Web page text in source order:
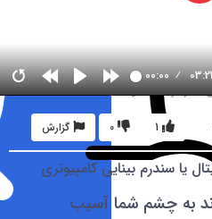
00:00
گزارش 0 1
سندرم بینایی کامپیوتری
به چشم شما آسیب